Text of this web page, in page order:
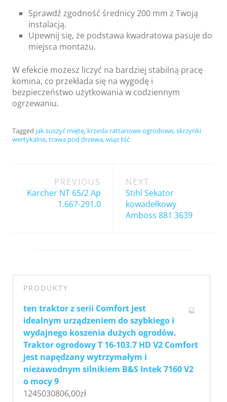
Sprawdź zgodność średnicy 200 mm z Twoją
instalacją.
Upewnij się, że podstawa kwadratowa pasuje do
miejsca montażu.
W efekcie możesz liczyć na bardziej stabilną pracę
komina, co przekłada się na wygodę i
bezpieczeństwo użytkowania w codziennym
ogrzewaniu.
Tagged jak suszyć miętę, krzesla rattanowe ogrodowe,skrzynki
wertykalne,trawa pod drzewa,wiąz liść
navigationPREVIOUS
Karcher NT 65/2 Ap
1.667-291.0
NEXT
Stihl Sekator
kowadełkowy
Amboss 881 3639
PRODUKTY
ten traktor z serii Comfort jest
idealnym urządzeniem do szybkiego i
wydajnego koszenia dużych ogrodów.
Traktor ogrodowy T 16-103.7 HD V2 Comfort
jest napędzany wytrzymałym i
niezawodnym silnikiem B&S Intek 7160 V2
o mocy 9
1245030806,00zł